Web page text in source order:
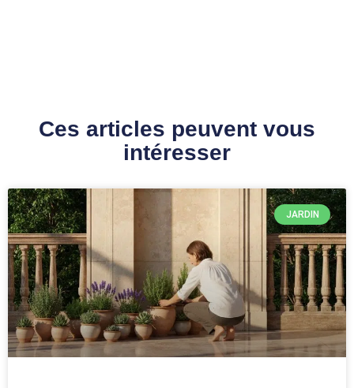
Ces articles peuvent vous
intéresser
JARDIN